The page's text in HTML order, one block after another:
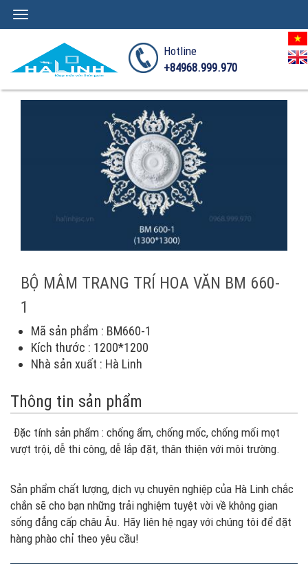
Hotline
+84968.999.970
Toggle
BỘ MÂM TRANG TRÍ HOA VĂN BM 660-
1
Mã sản phẩm : BM660-1
Kích thước : 1200*1200
Nhà sản xuất : Hà Linh
Thông tin sản phẩm
Đặc tính sản phẩm : chống ẩm, chống mốc, chống mối mọt
vượt trội, dễ thi công, dễ lắp đặt, thân thiện với môi trường.
Sản phẩm chất lượng, dịch vụ chuyên nghiệp của Hà Linh chắc
chắn sẽ cho bạn những trải nghiệm tuyệt vời về không gian
sống đẳng cấp châu Âu. Hãy liên hệ ngay với chúng tôi để đặt
hàng phào chỉ theo yêu cầu!